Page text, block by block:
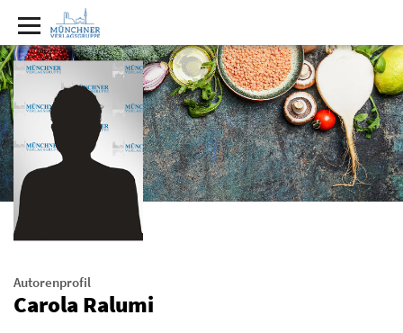
Autorenprofil
Carola Ralumi